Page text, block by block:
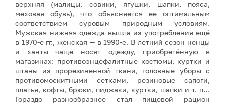
верхняя (малицы, совики, ягушки, шапки, пояса,
меховая обувь), что объясняется ее оптимальным
соответствием суровым природным условиям.
Мужская нижняя одежда вышла из употребления ещё
в 1970-е гг., женская — в 1990-е. В летний сезон ненцы
и ханты чаще носят одежду, приобретённую в
магазинах: противоэнцефалитные костюмы, куртки и
штаны из прорезиненной ткани, головные уборы с
противомоскитными сетками, резиновые сапоги,
платья, кофты, брюки, пиджаки, куртки, шапки и т. п…
Гораздо разнообразнее стал пищевой рацион